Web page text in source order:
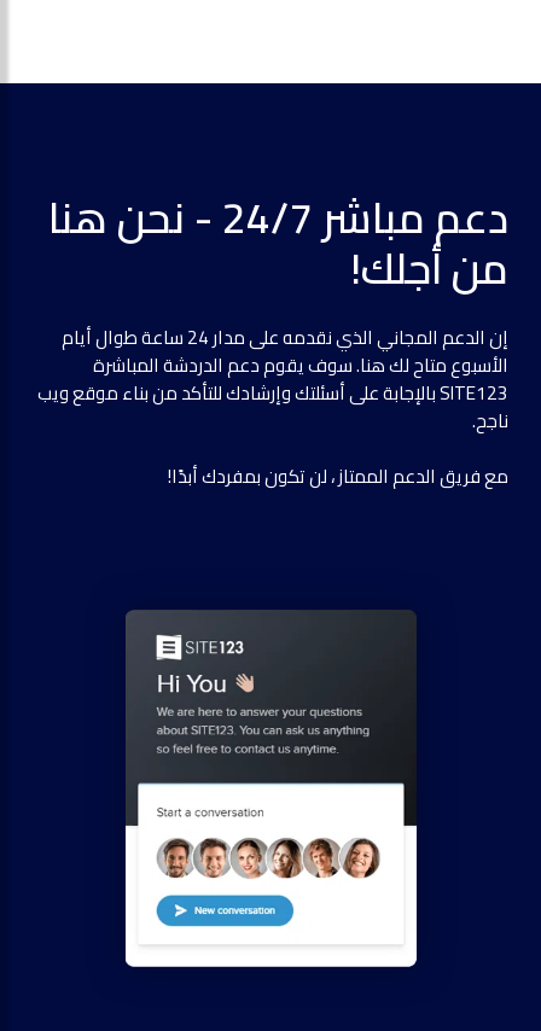
دعم مباشر 24/7 - نحن هنا
من أجلك!
إن الدعم المجاني الذي نقدمه على مدار 24 ساعة طوال أيام
الأسبوع متاح لك هنا. سوف يقوم دعم الدردشة المباشرة
SITE123 بالإجابة على أسئلتك وإرشادك للتأكد من بناء موقع ويب
ناجح.
مع فريق الدعم الممتاز ، لن تكون بمفردك أبدًا!